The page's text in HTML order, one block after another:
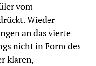
vom
Wieder
an das vierte
nicht in Form des
klaren,